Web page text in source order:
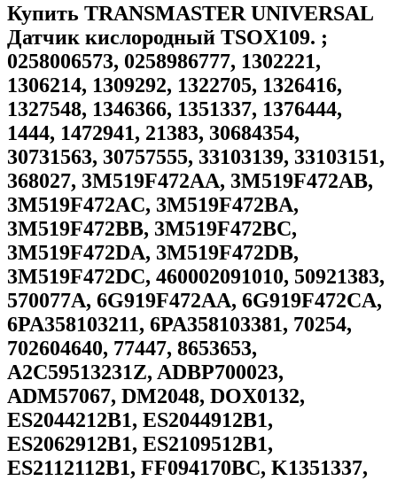
Купить TRANSMASTER UNIVERSAL
Датчик кислородный TSOX109. ;
0258006573, 0258986777, 1302221,
1306214, 1309292, 1322705, 1326416,
1327548, 1346366, 1351337, 1376444,
1444, 1472941, 21383, 30684354,
30731563, 30757555, 33103139, 33103151,
368027, 3M519F472AA, 3M519F472AB,
3M519F472AC, 3M519F472BA,
3M519F472BB, 3M519F472BC,
3M519F472DA, 3M519F472DB,
3M519F472DC, 460002091010, 50921383,
570077A, 6G919F472AA, 6G919F472CA,
6PA358103211, 6PA358103381, 70254,
702604640, 77447, 8653653,
A2C59513231Z, ADBP700023,
ADM57067, DM2048, DOX0132,
ES2044212B1, ES2044912B1,
ES2062912B1, ES2109512B1,
ES2112112B1, FF094170BC, K1351337,